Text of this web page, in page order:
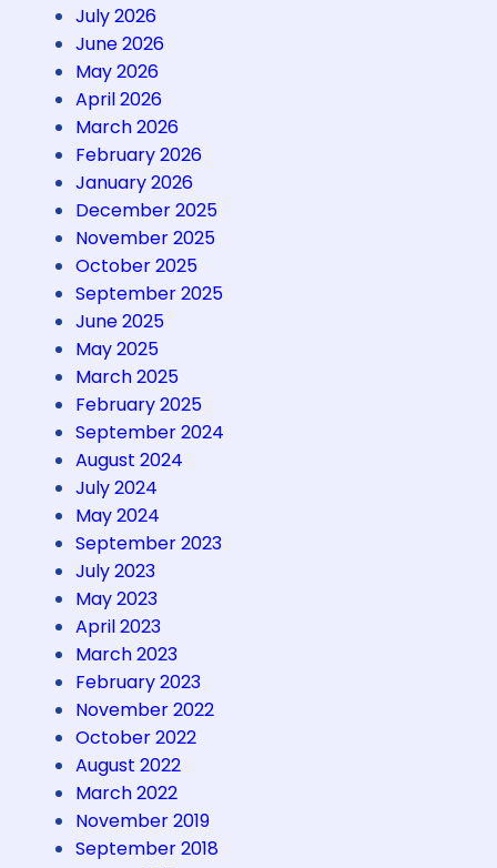
s
t
i
v
a
l
2
0
2
5
July 2026
June 2026
May 2026
April 2026
March 2026
February 2026
January 2026
December 2025
November 2025
October 2025
September 2025
June 2025
May 2025
March 2025
February 2025
September 2024
August 2024
July 2024
May 2024
September 2023
July 2023
May 2023
April 2023
March 2023
February 2023
November 2022
October 2022
August 2022
March 2022
November 2019
September 2018